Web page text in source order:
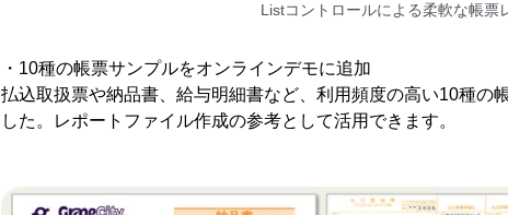
Listコントロールによる柔軟な帳票
・10種の帳票サンプルをオンラインデモに追加
払込取扱票や納品書、給与明細書など、利用頻度の高い10種の
した。レポートファイル作成の参考として活用できます。